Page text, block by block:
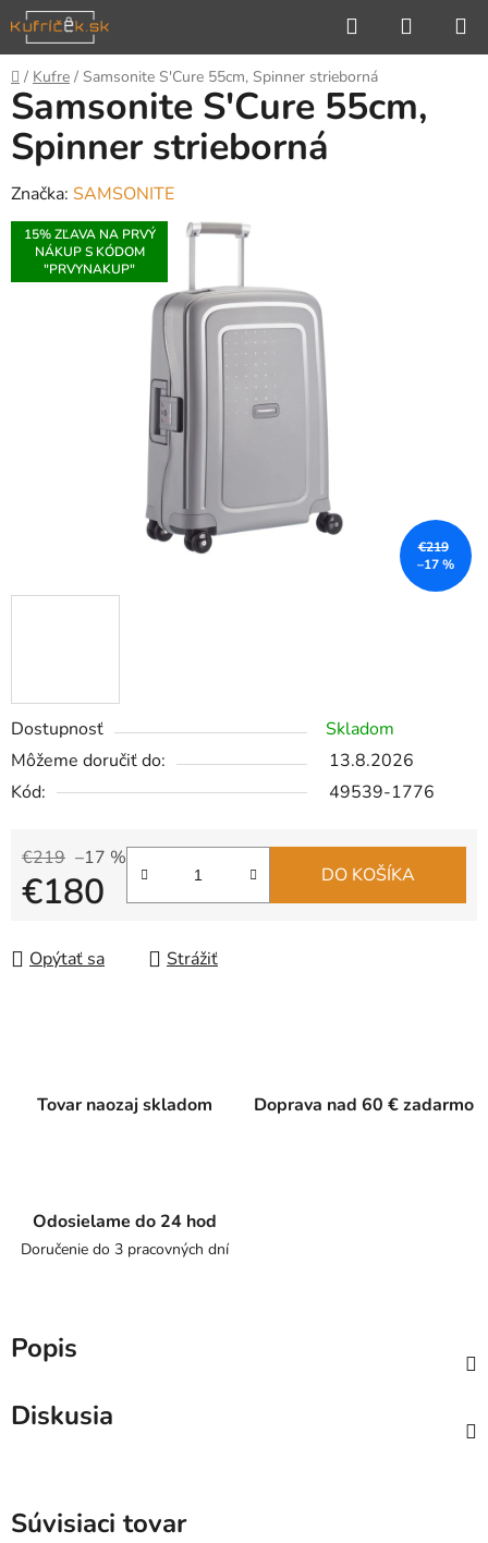
Prejsť
na
obsah
Hľadať
KOŠÍK
Domov
/ Kufre / Samsonite S'Cure 55cm, Spinner strieborná
Dostupnosť
Skladom
Môžeme doručiť do:
13.8.2026
Kód:
49539-1776
€219 –17 %
€180 DO KOŠÍKA
Opýtať sa Strážiť
Samsonite S'Cure 55cm,
Spinner strieborná
Značka: SAMSONITE
15% ZĽAVA NA PRVÝ
NÁKUP S KÓDOM
"PRVYNAKUP"
€219
–17 %
Tovar naozaj skladom Doprava nad 60 € zadarmo
Odosielame do 24 hod
Doručenie do 3 pracovných dní
Popis
Diskusia
Súvisiaci tovar